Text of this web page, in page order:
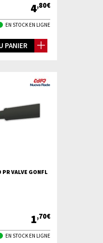
4,80€
EN STOCK EN LIGNE
PANIER
PR VALVE GONFL
1,70€
EN STOCK EN LIGNE